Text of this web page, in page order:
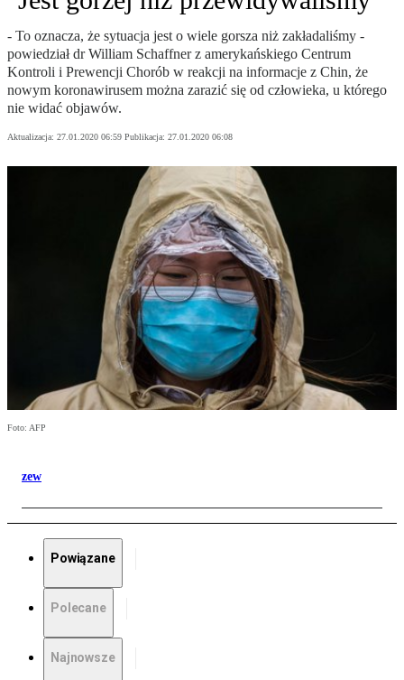
- To oznacza, że sytuacja jest o wiele gorsza niż zakładaliśmy -
powiedział dr William Schaffner z amerykańskiego Centrum
Kontroli i Prewencji Chorób w reakcji na informacje z Chin, że
nowym koronawirusem można zarazić się od człowieka, u którego
nie widać objawów.
Aktualizacja: 27.01.2020 06:59 Publikacja: 27.01.2020 06:08
Foto: AFP
zew
Powiązane
Polecane
Najnowsze